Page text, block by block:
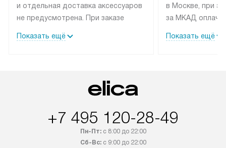
и отдельная доставка аксессуаров
не предусмотрена. При заказе
рекомендуем обсудить
быть отправлены покупателю
интересен товар «Под заказ»,
приобретения с менеджером сайта.
Показать ещё
в Москве, при
за МКАД
партнера
по монтажу
Показать ещё
+7 495 120-28-49
Пн-Пт:с 8:00 до 22:00
Сб-Вс:с 9:00 до 22:00